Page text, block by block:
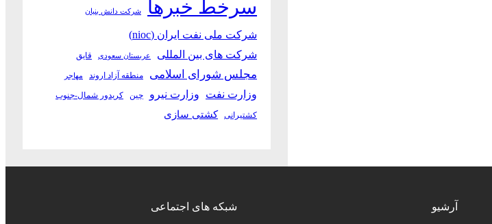
سرخط خبرها شرکت دانش بنیان
شرکت ملی نفت ایران (nioc)
شرکت های بین المللی
عربستان سعودی قایق
مجلس شورای اسلامی منطقه آزاد اروند مهاجر
وزارت نفت وزارت نیرو چین کریدور شمال-جنوب
کشتیرانی کشتی سازی
آرشیو شبکه های اجتماعی